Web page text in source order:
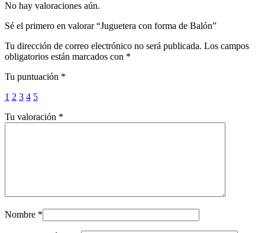
No hay valoraciones aún.
Sé el primero en valorar “Juguetera con forma de Balón”
Tu dirección de correo electrónico no será publicada. Los campos
obligatorios están marcados con *
Tu puntuación *
1 2 3 4 5
Tu valoración *
Nombre *